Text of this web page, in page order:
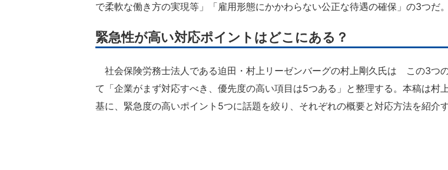
で柔軟な働き方の実現等」「雇用形態にかかわらない公正な待遇の確保」の3つだ。
緊急性が高い対応ポイントはどこにある？
社会保険労務士法人である迫田・村上リーゼンバーグの村上剛久氏は この3つ
て「企業がまず対応すべき、優先度の高い項目は5つある」と整理する。本稿は村
基に、緊急度の高いポイント5つに話題を絞り、それぞれの概要と対応方法を紹介す